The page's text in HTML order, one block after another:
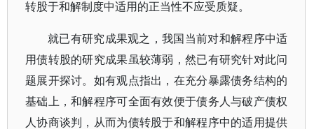
转股于和解制度中适用的正当性不应受质疑。
就已有研究成果观之，我国当前对和解程序中适
用债转股的研究成果虽较薄弱，然已有研究针对此问
题展开探讨。如有观点指出，在充分暴露债务结构的
基础上，和解程序可全面有效便于债务人与破产债权
人协商谈判，从而为债转股于和解程序中的适用提供